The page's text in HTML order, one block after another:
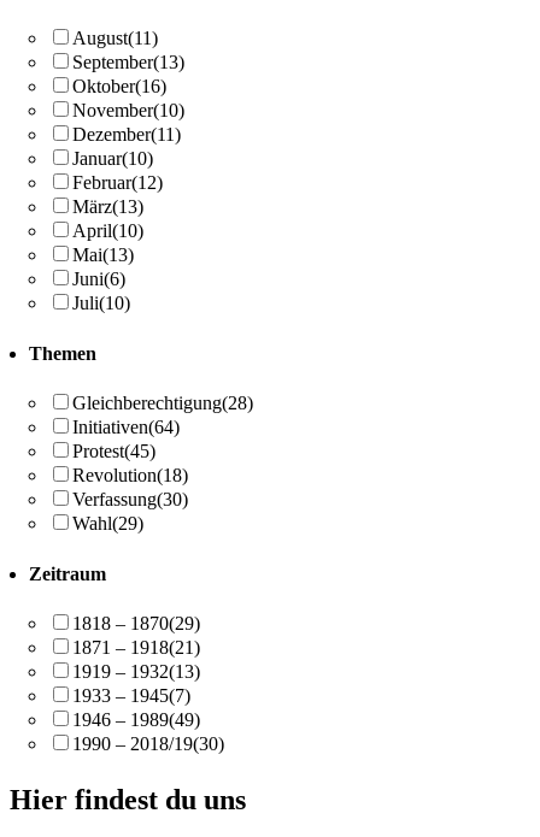
August(11)
September(13)
Oktober(16)
November(10)
Dezember(11)
Januar(10)
Februar(12)
März(13)
April(10)
Mai(13)
Juni(6)
Juli(10)
Themen
Gleichberechtigung(28)
Initiativen(64)
Protest(45)
Revolution(18)
Verfassung(30)
Wahl(29)
Zeitraum
1818 – 1870(29)
1871 – 1918(21)
1919 – 1932(13)
1933 – 1945(7)
1946 – 1989(49)
1990 – 2018/19(30)
Hier findest du uns